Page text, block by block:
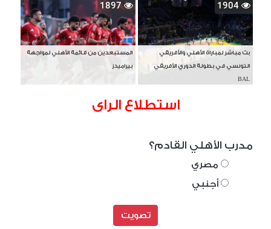
1904
بث مباشر لمباراة الأهلي والأفريقي
التونسي في بطولة الدوري الأفريقي
BAL
1897
المستبعدين من قائمة الأهلي لمواجهة
بيراميدز
استطلاع الراى
مدرب الأهلي القادم؟
مصري
أجنبي
تصويت